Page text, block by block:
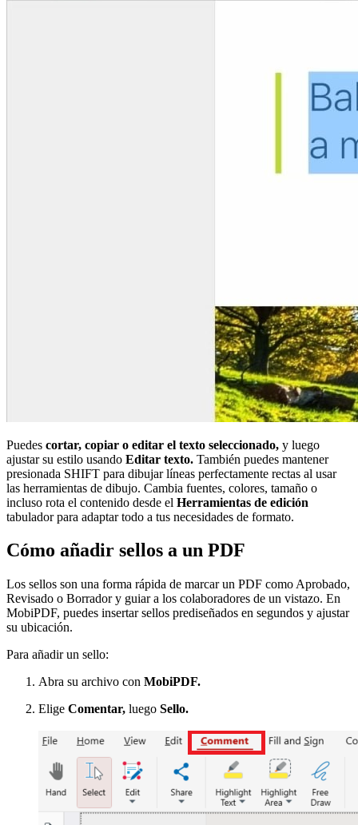
Puedes cortar, copiar o editar el texto seleccionado, y luego
ajustar su estilo usando Editar texto. También puedes mantener
presionada SHIFT para dibujar líneas perfectamente rectas al usar
las herramientas de dibujo. Cambia fuentes, colores, tamaño o
incluso rota el contenido desde el Herramientas de edición
tabulador para adaptar todo a tus necesidades de formato.
Cómo añadir sellos a un PDF
Los sellos son una forma rápida de marcar un PDF como Aprobado,
Revisado o Borrador y guiar a los colaboradores de un vistazo. En
MobiPDF, puedes insertar sellos prediseñados en segundos y ajustar
su ubicación.
Para añadir un sello:
Abra su archivo con MobiPDF.
Elige Comentar, luego Sello.